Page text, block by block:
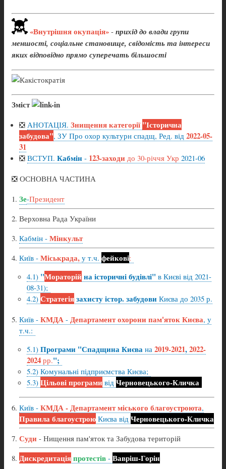
«Внутрішня окупація» - прихід до влади групи
меншості, соціальне становище, свідомість та інтереси
яких відповідно прямо суперечать більшості
Зміст
❎ АНОТАЦІЯ. Знищення категорії "Історична
забудова", ЗУ Про охор культурн спадщ, Ред. від 2022-05-
31
❎ ВСТУП. Кабмін - 123-заходи до 30-річчя Укр 2021-06
❎ ОСНОВНА ЧАСТИНА
Зе-Президент
Верховна Рада України
Кабмін - Мінкульт
Київ - Міськрада, у т.ч. фейкові:
4.1) "Мораторійна історичні будівлі" в Києві від 2021-
08-31);
4.2) Стратегіязахисту істор. забудови Києва до 2035 р.
Київ - КМДА - Департамент охорони пам'яток Києва, у
т.ч.:
5.1) Програми "Спадщина Києва на 2019-2021,2022-
2024 рр.";
5.2) Комунальні підприємства Києва;
5.3) Цільові програми від Черновецького-Кличка
Київ - КМДА - Департамент міського благоустроюта,
Правила благоустрою Києва від Черновецького-Кличка
Суди - Нищення пам'яток та Забудова територій
Дискредитаціяпротестів - Вавріш-Горін